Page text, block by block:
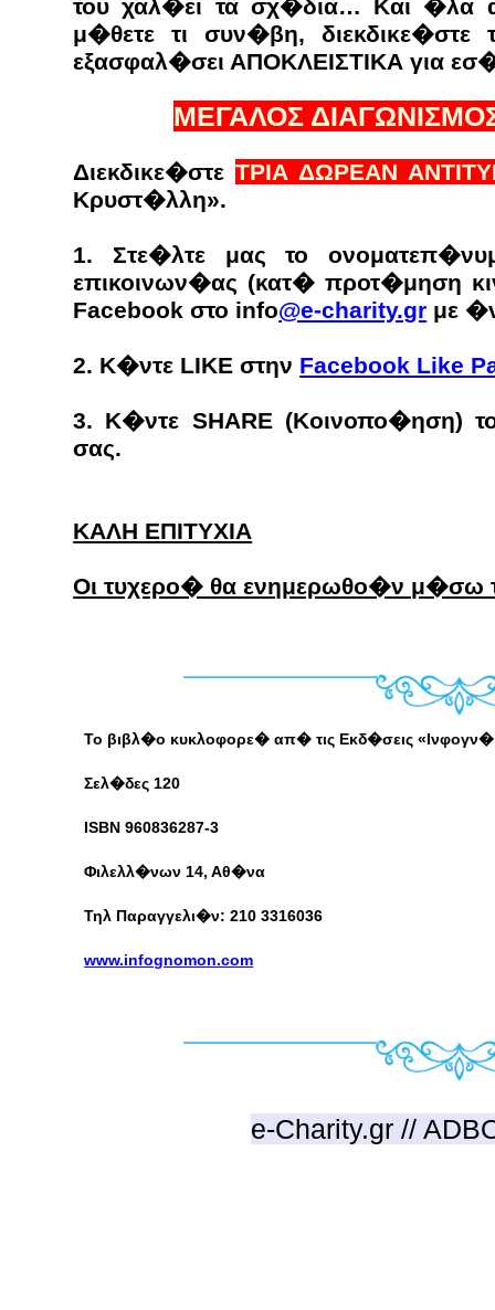
του χαλ�ει τα σχ�δια… Και �λα
μ�θετε τι συν�βη,
εξασφαλ�σει ΑΠΟΚΛΕΙΣΤΙΚΑ για
ΜΕΓΑΛΟΣ
Διεκδικε�στεΤΡΙΑ ΔΩΡΕΑΝ
Κρυστ�λλη».
1. Στε�λτε μας το
επικοινων�ας (κατ� προτ�μηση
Facebook στο info@e-charity.gr με
2. Κ�ντε LIKE στην Facebook Like
3. Κ�ντε SHARE
σας.
ΚΑΛΗ ΕΠΙΤΥΧΙΑ
Οι τυχερο� θα ενημερωθο�ν μ�σω
Το βιβλ�ο κυκλοφορε� απ� τις Εκδ�σεις
Σελ�δες 120
ISBN 960836287-3
Φιλελλ�νων 14, Αθ�να
Τηλ Παραγγελι�ν: 210 3316036
www.infognomon.com
e-Charity.gr //